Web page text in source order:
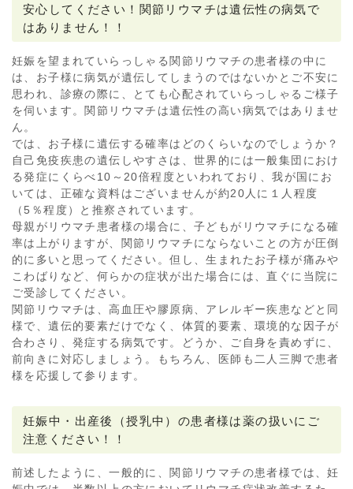
安心してください！関節リウマチは遺伝性の病気で
はありません！！
妊娠を望まれていらっしゃる関節リウマチの患者様の中に
は、お子様に病気が遺伝してしまうのではないかとご不安に
思われ、診療の際に、とても心配されていらっしゃるご様子
を伺います。関節リウマチは遺伝性の高い病気ではありませ
ん。
では、お子様に遺伝する確率はどのくらいなのでしょうか？
自己免疫疾患の遺伝しやすさは、世界的には一般集団におけ
る発症にくらべ10～20倍程度といわれており、我が国にお
いては、正確な資料はございませんが約20人に１人程度
（5％程度）と推察されています。
母親がリウマチ患者様の場合に、子どもがリウマチになる確
率は上がりますが、関節リウマチにならないことの方が圧倒
的に多いと思ってください。但し、生まれたお子様が痛みや
こわばりなど、何らかの症状が出た場合には、直ぐに当院に
ご受診してください。
関節リウマチは、高血圧や膠原病、アレルギー疾患などと同
様で、遺伝的要素だけでなく、体質的要素、環境的な因子が
合わさり、発症する病気です。どうか、ご自身を責めずに、
前向きに対応しましょう。もちろん、医師も二人三脚で患者
様を応援して参ります。
妊娠中・出産後（授乳中）の患者様は薬の扱いにご
注意ください！！
前述したように、一般的に、関節リウマチの患者様では、妊